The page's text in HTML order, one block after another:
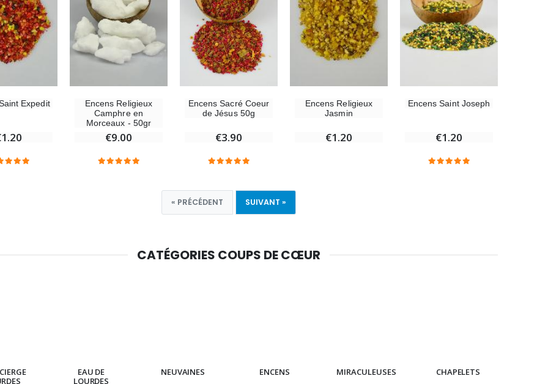
Expedit
Encens Religieux
Camphre en
Morceaux - 50gr
€9.00
Encens Sacré Coeur
de Jésus 50g
€3.90
Encens Religieux
Jasmin
€1.20
Encens Saint Joseph
€1.20
« PRÉCÉDENT SUIVANT »
CATÉGORIES COUPS DE CŒUR
EAU DE
LOURDES
NEUVAINES ENCENS MIRACULEUSES CHAPELETS